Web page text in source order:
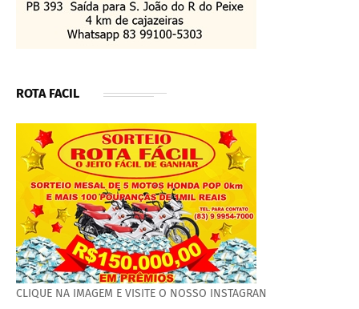
ROTA FACIL
CLIQUE NA IMAGEM E VISITE O NOSSO INSTAGRAN